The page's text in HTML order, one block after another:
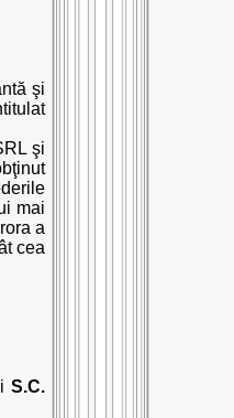
şi
şi
mai
a
cea
S.C.